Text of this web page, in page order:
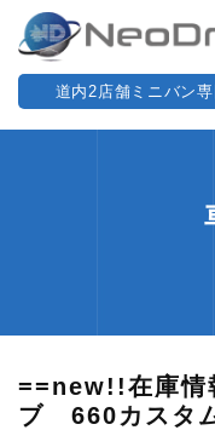
道内2店舗ミニバン
==new!!在庫
ブ 660カスタ